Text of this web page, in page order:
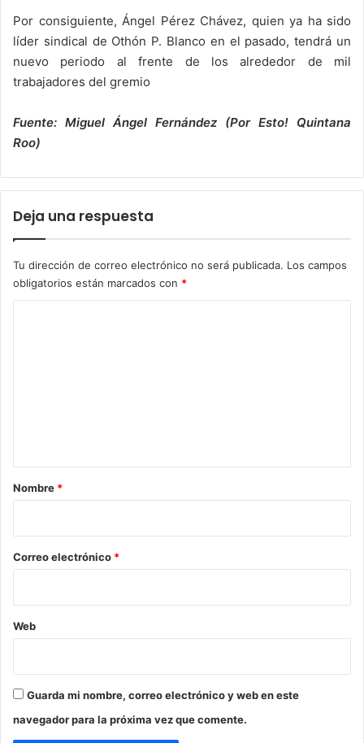
Por consiguiente, Ángel Pérez Chávez, quien ya ha sido
líder sindical de Othón P. Blanco en el pasado, tendrá un
nuevo periodo al frente de los alrededor de mil
trabajadores del gremio
Fuente: Miguel Ángel Fernández (Por Esto! Quintana
Roo)
Deja una respuesta
Tu dirección de correo electrónico no será publicada. Los campos
obligatorios están marcados con *
r
*
Nombre *
Correo electrónico *
Web
Guarda mi nombre, correo electrónico y web en este
navegador para la próxima vez que comente.